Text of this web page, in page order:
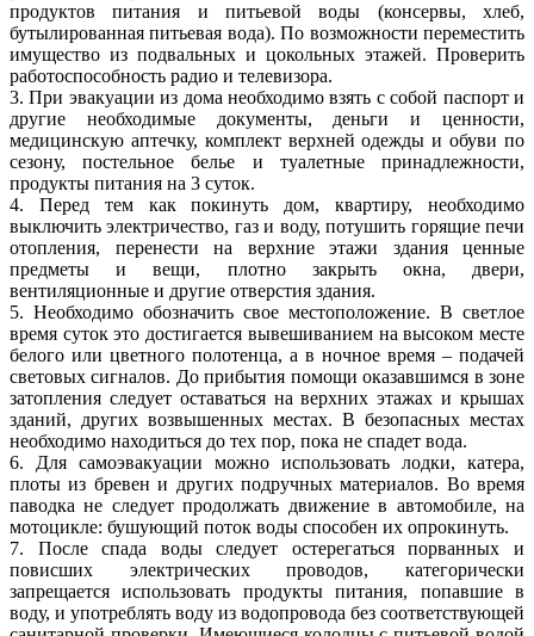
продуктов питания и питьевой воды (консервы, хлеб,
бутылированная питьевая вода). По возможности переместить
имущество из подвальных и цокольных этажей. Проверить
работоспособность радио и телевизора.
3. При эвакуации из дома необходимо взять с собой паспорт и
другие необходимые документы, деньги и ценности,
медицинскую аптечку, комплект верхней одежды и обуви по
сезону, постельное белье и туалетные принадлежности,
продукты питания на 3 суток.
4. Перед тем как покинуть дом, квартиру, необходимо
выключить электричество, газ и воду, потушить горящие печи
отопления, перенести на верхние этажи здания ценные
предметы и вещи, плотно закрыть окна, двери,
вентиляционные и другие отверстия здания.
5. Необходимо обозначить свое местоположение. В светлое
время суток это достигается вывешиванием на высоком месте
белого или цветного полотенца, а в ночное время – подачей
световых сигналов. До прибытия помощи оказавшимся в зоне
затопления следует оставаться на верхних этажах и крышах
зданий, других возвышенных местах. В безопасных местах
необходимо находиться до тех пор, пока не спадет вода.
6. Для самоэвакуации можно использовать лодки, катера,
плоты из бревен и других подручных материалов. Во время
паводка не следует продолжать движение в автомобиле, на
мотоцикле: бушующий поток воды способен их опрокинуть.
7. После спада воды следует остерегаться порванных и
повисших электрических проводов, категорически
запрещается использовать продукты питания, попавшие в
воду, и употреблять воду из водопровода без соответствующей